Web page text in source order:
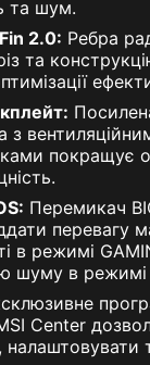
та шум.
2.0: Ребра
та
з
покращує
Перемикач
перевагу
в режимі
шуму в режимі
Center